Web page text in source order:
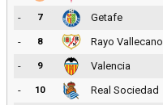
-
7 Getafe
-
8 Rayo Vallecano
-
9 Valencia
-
10 Real Sociedad